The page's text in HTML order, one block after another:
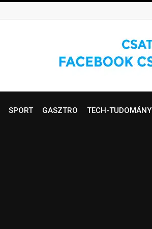
SPORT GASZTRO TECH-TUDOMÁNY